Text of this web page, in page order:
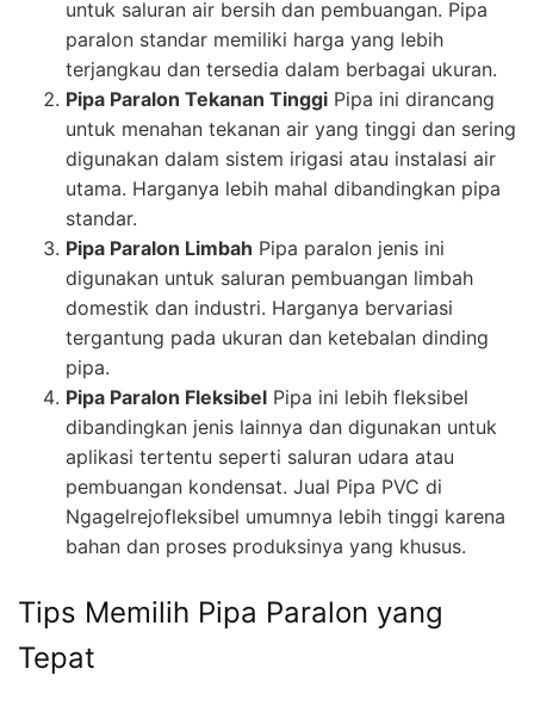
untuk saluran air bersih dan pembuangan. Pipa
paralon standar memiliki harga yang lebih
terjangkau dan tersedia dalam berbagai ukuran.
Pipa Paralon Tekanan Tinggi Pipa ini dirancang
untuk menahan tekanan air yang tinggi dan sering
digunakan dalam sistem irigasi atau instalasi air
utama. Harganya lebih mahal dibandingkan pipa
standar.
Pipa Paralon Limbah Pipa paralon jenis ini
digunakan untuk saluran pembuangan limbah
domestik dan industri. Harganya bervariasi
tergantung pada ukuran dan ketebalan dinding
pipa.
Pipa Paralon Fleksibel Pipa ini lebih fleksibel
dibandingkan jenis lainnya dan digunakan untuk
aplikasi tertentu seperti saluran udara atau
pembuangan kondensat. Jual Pipa PVC di
Ngagelrejofleksibel umumnya lebih tinggi karena
bahan dan proses produksinya yang khusus.
Tips Memilih Pipa Paralon yang
Tepat